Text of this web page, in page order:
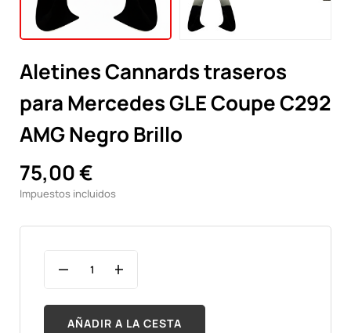
Aletines Cannards traseros
para Mercedes GLE Coupe C292
AMG Negro Brillo
75,00 €
Impuestos incluidos
AÑADIR A LA CESTA